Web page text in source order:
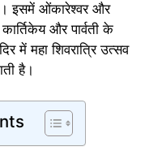
हैं। इसमें ओंकारेश्वर और
और पार्वती के
में महा शिवरात्रि उत्सव
है।